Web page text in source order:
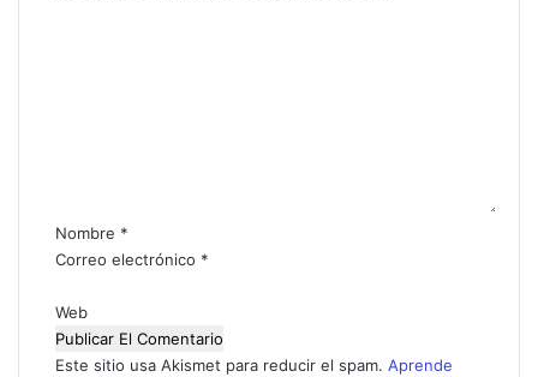
i
o
Nombre *
Correo electrónico *
Web
Este sitio usa Akismet para reducir el spam. Aprende